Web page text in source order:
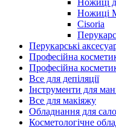
Ножиці
Ножиці
Cisoria
Перукарські
Професійна
Професійна
Все для депіляції
Інструменти для
Все для макіяжу
Обладнання для
Косметологічне